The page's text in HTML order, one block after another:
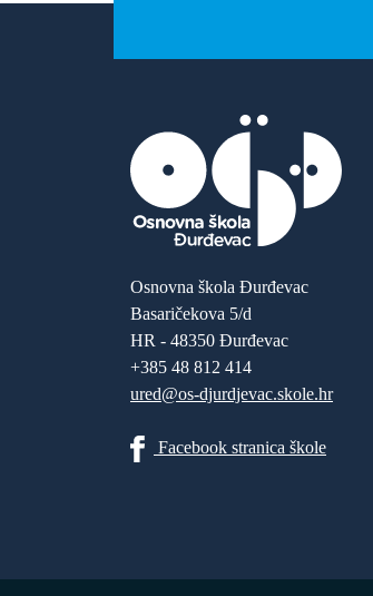
Osnovna škola Đurđevac
Basaričekova 5/d
HR - 48350 Đurđevac
+385 48 812 414
ured@os-djurdjevac.skole.hr
Facebook stranica škole